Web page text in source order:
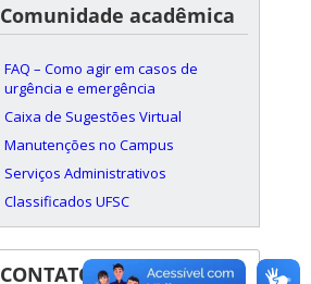
Comunidade acadêmica
FAQ – Como agir em casos de
urgência e emergência
Caixa de Sugestões Virtual
Manutenções no Campus
Serviços Administrativos
Classificados UFSC
CONTATOS